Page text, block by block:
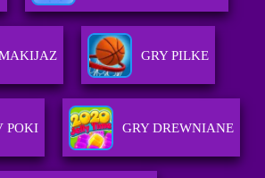
GRY PILKE
POKI GRY DREWNIANE